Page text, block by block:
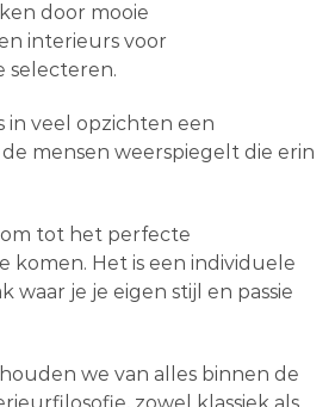
door mooie
interieurs voor
selecteren.
veel opzichten een
mensen weerspiegelt die erin
tot het perfecte
Het is een individuele
waar je je eigen stijl en passie
we van alles binnen de
zowel klassiek als